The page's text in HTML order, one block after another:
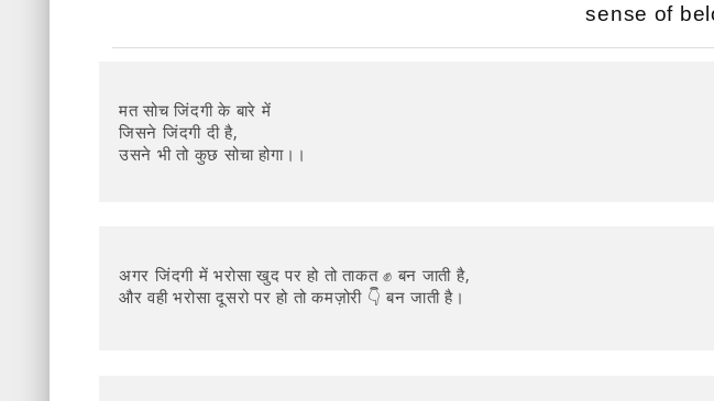
sense of
मत सोच जिंदगी के बारे में
जिसने जिंदगी दी है,
उसने भी तो कुछ सोचा होगा।।
अगर जिंदगी में भरोसा खुद पर हो तो ताकत ✊ बन जाती है,
और वही भरोसा दूसरो पर हो तो कमज़ोरी 👇 बन जाती है।